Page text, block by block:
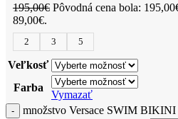
195,00€ Pôvodná cena bola:
89,00€.
2 3 5
Veľkosť
Farba
Vymazať
množstvo Versace SWIM